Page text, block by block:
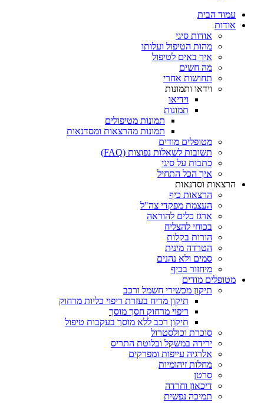
עמוד הבית
אודות
אודות סיגי
מהות הטיפול ועלותו
איך באים לטיפול
מה חשים
תחושות אחרי
וידאו ותמונות
וידיאו
תמונות
תמונות מטיפולים
תמונות מהרצאות ומסדנאות
מטופלים מודים
תשובות לשאלות נפוצות (FAQ)
כתבות על סיגי
איך הכל התחיל
הרצאות וסדנאות
הרצאות כיף
העצמת מפקדי צה"ל
ארגז כלים להוראה
בכוחי להצליח
הורות בקלות
הטרדה מינית
סמים ולא נהנים
מיחזור בכיף
מטופלים מודים
תיקון מכשירי חשמל ורכב
תיקון מדיח בעזרת ריפוי כליות מרחוק
ריפוי מרחוק חסך מוסך
תיקון רכב ללא מוסך בעקבות טיפול
סוכרת וכולסטרול
ירידה במשקל ובלוטת התריס
אלרגיה עייפות ומפרקים
מחלות זיהומיות
סרטן
דיכאון וחרדה
תמיכה נפשית